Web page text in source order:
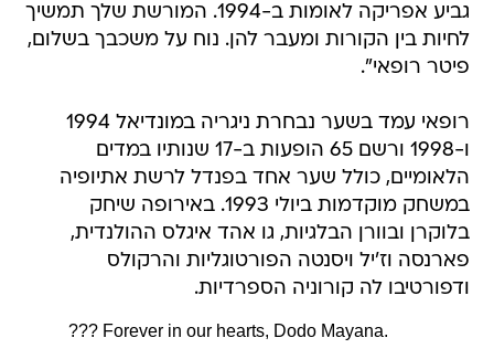
גביע אפריקה לאומות ב-1994. המורשת שלך תמשיך
לחיות בין הקורות ומעבר להן. נוח על משכבך בשלום,
פיטר רופאי".
רופאי עמד בשער נבחרת ניגריה במונדיאל 1994
ו-1998 ורשם 65 הופעות ב-17 שנותיו במדים
הלאומיים, כולל שער אחד בפנדל לרשת אתיופיה
במשחק מוקדמות ביולי 1993. באירופה שיחק
בלוקרן ובוורן הבלגיות, גו אהד איגלס ההולנדית,
פארנסה וז'יל ויסנטה הפורטוגליות והרקולס
ודפורטיבו לה קורוניה הספרדיות.
???️ Forever in our hearts, Dodo Mayana.